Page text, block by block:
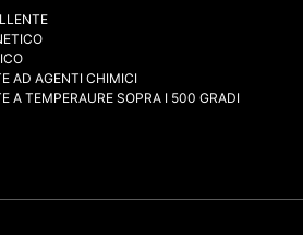
AD AGENTI CHIMICI
A TEMPERAURE SOPRA I 500 GRADI